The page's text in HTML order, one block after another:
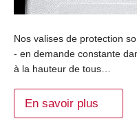
Nos valises de protection
- en demande constante
à la hauteur de tous…
En savoir plus